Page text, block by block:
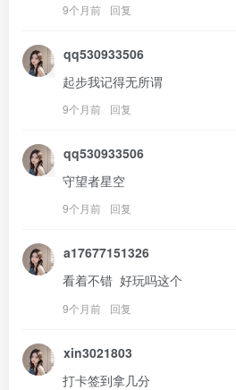
9个月前 回复
qq530933506
起步我记得无所谓
9个月前 回复
qq530933506
守望者星空
9个月前 回复
a17677151326
看着不错  好玩吗这个
9个月前 回复
xin3021803
打卡签到拿几分